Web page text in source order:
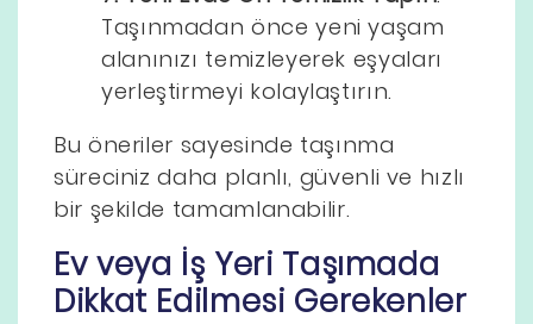
Taşınmadan önce yeni yaşam
alanınızı temizleyerek eşyaları
yerleştirmeyi kolaylaştırın.
Bu öneriler sayesinde taşınma
süreciniz daha planlı, güvenli ve hızlı
bir şekilde tamamlanabilir.
Ev veya İş Yeri Taşımada
Dikkat Edilmesi Gerekenler